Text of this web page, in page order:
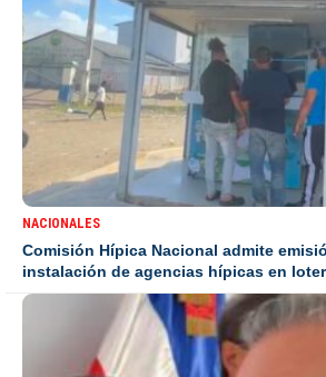
NACIONALES
Comisión Hípica Nacional admite
instalación de agencias hípicas en